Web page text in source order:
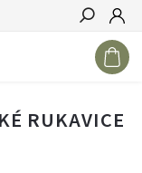
Hledat
RUKAVICE